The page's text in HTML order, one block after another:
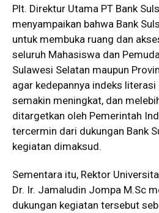
Plt. Direktur Utama PT Bank
menyampaikan bahwa Bank
untuk membuka ruang dan
seluruh Mahasiswa dan
Sulawesi Selatan maupun
agar kedepannya indeks
semakin meningkat, dan
ditargetkan oleh Pemerintah
tercermin dari dukungan Bank
kegiatan dimaksud.
Sementara itu, Rektor
Dr. Ir. Jamaludin Jompa M.Sc
dukungan kegiatan tersebut